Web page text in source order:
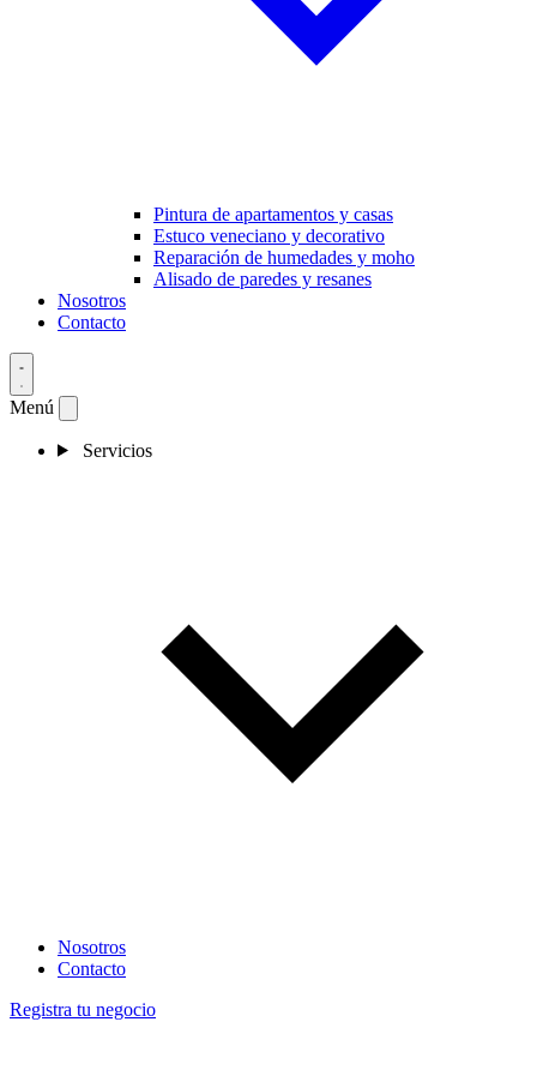
Pintura de apartamentos y casas
Estuco veneciano y decorativo
Reparación de humedades y moho
Alisado de paredes y resanes
Nosotros
Contacto
Menú
Servicios
Nosotros
Contacto
Registra tu negocio